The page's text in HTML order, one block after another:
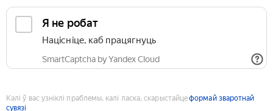
Я не робат
Націсніце, каб працягнуць
SmartCaptcha by Yandex Cloud
Калі ў вас узніклі праблемы, калі ласка, скарыстайцеформай зваротнай
сувязі